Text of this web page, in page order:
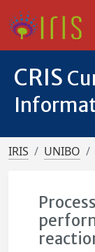
CRIS
IRIS UNIBO